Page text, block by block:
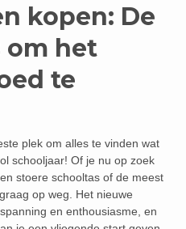
kopen: De
om het
te
plek om alles te vinden wat
schooljaar! Of je nu op zoek
stoere schooltas of de meest
op weg. Het nieuwe
en enthousiasme, en